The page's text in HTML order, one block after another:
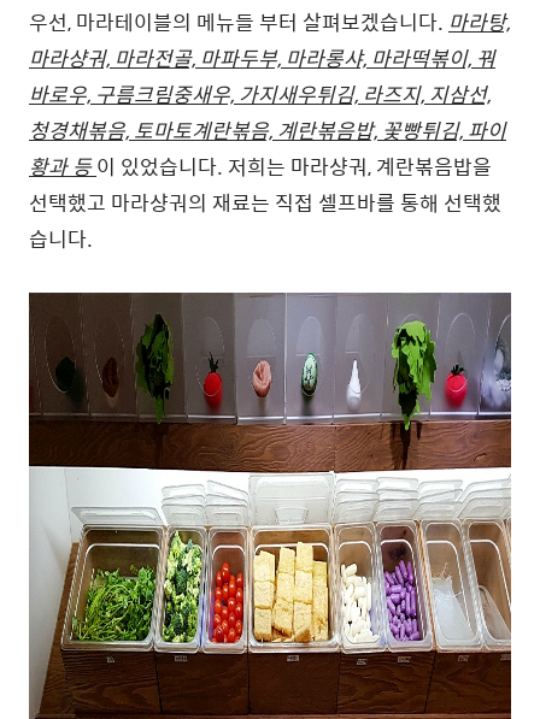
우선, 마라테이블의 메뉴들 부터 살펴보겠습니다. 마라탕,
마라샹궈, 마라전골, 마파두부, 마라롱샤, 마라떡볶이, 꿔
바로우, 구름크림중새우, 가지새우튀김, 라즈지, 지삼선,
청경채볶음, 토마토계란볶음, 계란볶음밥, 꽃빵튀김, 파이
황과 등이 있었습니다. 저희는 마라샹궈, 계란볶음밥을
선택했고 마라샹궈의 재료는 직접 셀프바를 통해 선택했
습니다.